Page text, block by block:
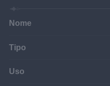
Nome
Tipo
Uso